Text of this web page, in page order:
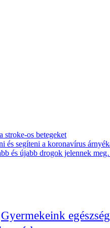
stroke-os betegeket
és segíteni a koronavírus
és újabb drogok jelennek
Gyermekeink